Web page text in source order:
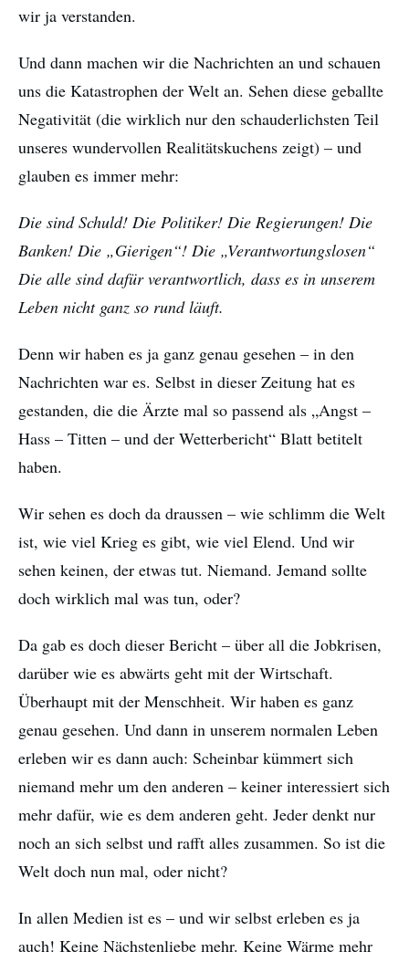
wir ja verstanden.
Und dann machen wir die Nachrichten an und schauen
uns die Katastrophen der Welt an. Sehen diese geballte
Negativität (die wirklich nur den schauderlichsten Teil
unseres wundervollen Realitätskuchens zeigt) – und
glauben es immer mehr:
Die sind Schuld! Die Politiker! Die Regierungen! Die
Banken! Die „Gierigen“! Die „Verantwortungslosen“
Die alle sind dafür verantwortlich, dass es in unserem
Leben nicht ganz so rund läuft.
Denn wir haben es ja ganz genau gesehen – in den
Nachrichten war es. Selbst in dieser Zeitung hat es
gestanden, die die Ärzte mal so passend als „Angst –
Hass – Titten – und der Wetterbericht“ Blatt betitelt
haben.
Wir sehen es doch da draussen – wie schlimm die Welt
ist, wie viel Krieg es gibt, wie viel Elend. Und wir
sehen keinen, der etwas tut. Niemand. Jemand sollte
doch wirklich mal was tun, oder?
Da gab es doch dieser Bericht – über all die Jobkrisen,
darüber wie es abwärts geht mit der Wirtschaft.
Überhaupt mit der Menschheit. Wir haben es ganz
genau gesehen. Und dann in unserem normalen Leben
erleben wir es dann auch: Scheinbar kümmert sich
niemand mehr um den anderen – keiner interessiert sich
mehr dafür, wie es dem anderen geht. Jeder denkt nur
noch an sich selbst und rafft alles zusammen. So ist die
Welt doch nun mal, oder nicht?
In allen Medien ist es – und wir selbst erleben es ja
auch! Keine Nächstenliebe mehr. Keine Wärme mehr